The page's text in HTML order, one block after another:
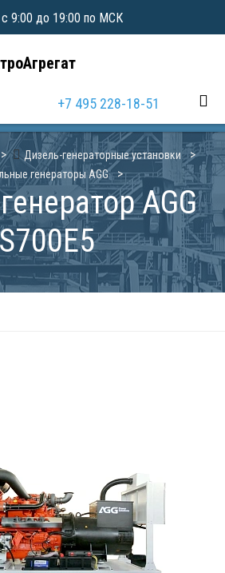
с 9:00 до 19:00 по МСК
+7 495 228-18-51
Дизель-генераторные установки
генераторы AGG
AGG